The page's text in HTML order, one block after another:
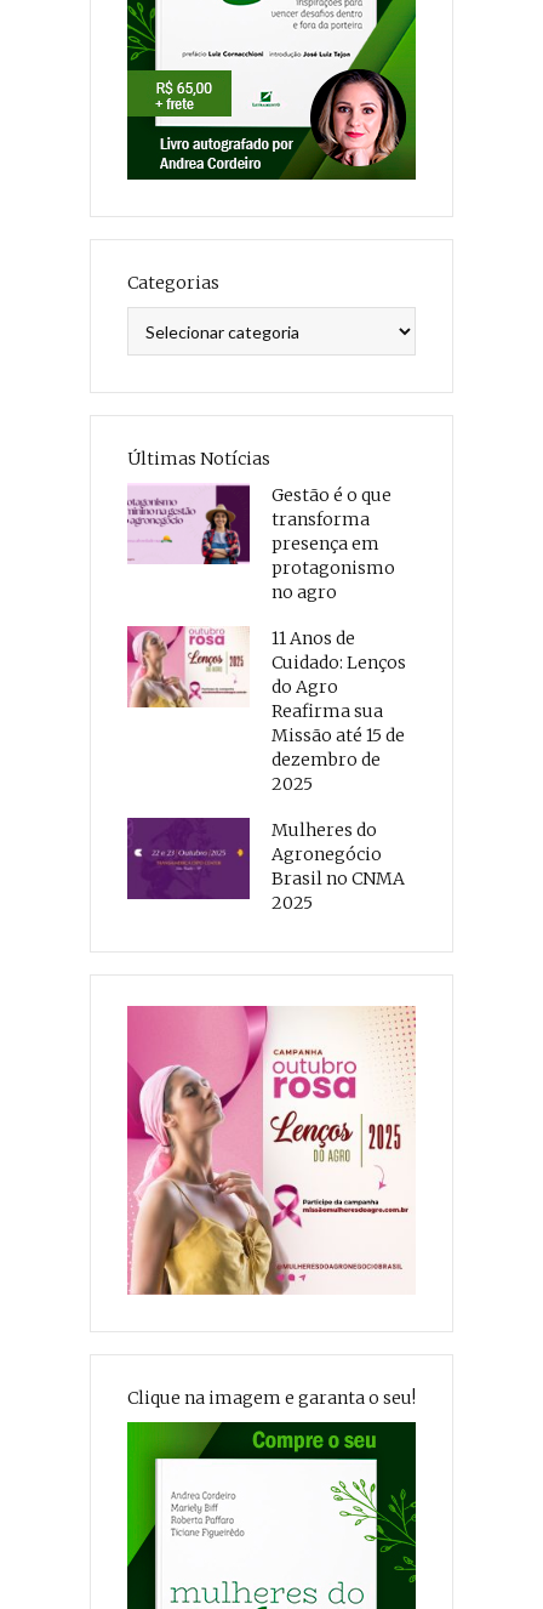
Categorias
Últimas Notícias
Gestão é o que
transforma
presença em
protagonismo
no agro
11 Anos de
Cuidado: Lenços
do Agro
Reafirma sua
Missão até 15 de
dezembro de
2025
Mulheres do
Agronegócio
Brasil no CNMA
2025
Clique na imagem e garanta o seu!